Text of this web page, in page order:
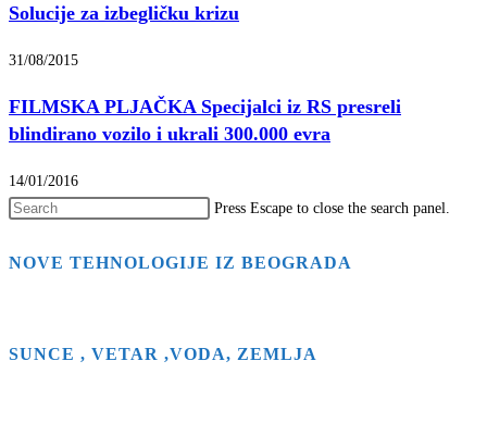
Solucije za izbegličku krizu
31/08/2015
FILMSKA PLJAČKA Specijalci iz RS presreli
blindirano vozilo i ukrali 300.000 evra
14/01/2016
Press Escape to close the search panel.
NOVE TEHNOLOGIJE IZ BEOGRADA
SUNCE , VETAR ,VODA, ZEMLJA